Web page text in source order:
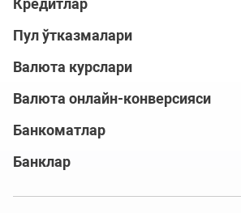
Кредитлар
Пул ўтказмалари
Валюта курслари
Валюта онлайн-конверсияси
Банкоматлар
Банклар